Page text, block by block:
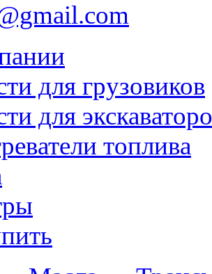
для грузовиков
для
топлива